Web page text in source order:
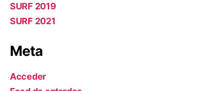
SURF 2019
SURF 2021
Meta
Acceder